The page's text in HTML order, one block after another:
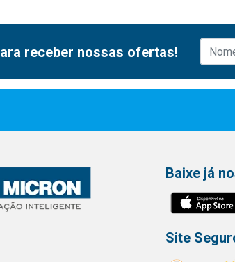
receber nossas ofertas!
Baixe já
Site